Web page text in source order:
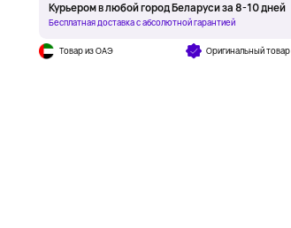
Курьером в любой город Беларуси за 8-10 дней
Бесплатная доставка с абсолютной гарантией
Товар из ОАЭ Оригинальный товар